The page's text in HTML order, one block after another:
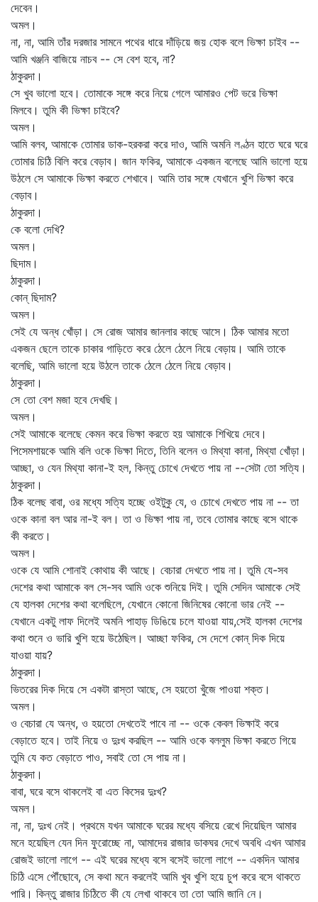
দেবেন।
অমল।
না, না, আমি তাঁর দরজার সামনে পথের ধারে দাঁড়িয়ে জয় হোক বলে ভিক্ষা চাইব --
আমি খঞ্জনি বাজিয়ে নাচব -- সে বেশ হবে, না?
ঠাকুরদা।
সে খুব ভালো হবে। তোমাকে সঙ্গে করে নিয়ে গেলে আমারও পেট ভরে ভিক্ষা
মিলবে। তুমি কী ভিক্ষা চাইবে?
অমল।
আমি বলব, আমাকে তোমার ডাক-হরকরা করে দাও, আমি অমনি লণ্ঠন হাতে ঘরে ঘরে
তোমার চিঠি বিলি করে বেড়াব। জান ফকির, আমাকে একজন বলেছে আমি ভালো হয়ে
উঠলে সে আমাকে ভিক্ষা করতে শেখাবে। আমি তার সঙ্গে যেখানে খুশি ভিক্ষা করে
বেড়াব।
ঠাকুরদা।
কে বলো দেখি?
অমল।
ছিদাম।
ঠাকুরদা।
কোন্‌ ছিদাম?
অমল।
সেই যে অন্ধ খোঁড়া। সে রোজ আমার জানলার কাছে আসে। ঠিক আমার মতো
একজন ছেলে তাকে চাকার গাড়িতে করে ঠেলে ঠেলে নিয়ে বেড়ায়। আমি তাকে
বলেছি, আমি ভালো হয়ে উঠলে তাকে ঠেলে ঠেলে নিয়ে বেড়াব।
ঠাকুরদা।
সে তো বেশ মজা হবে দেখছি।
অমল।
সেই আমাকে বলেছে কেমন করে ভিক্ষা করতে হয় আমাকে শিখিয়ে দেবে।
পিসেমশায়কে আমি বলি ওকে ভিক্ষা দিতে, তিনি বলেন ও মিথ্যা কানা, মিথ্যা খোঁড়া।
আচ্ছা, ও যেন মিথ্যা কানা-ই হল, কিন্তু চোখে দেখতে পায় না --সেটা তো সত্যি।
ঠাকুরদা।
ঠিক বলেছ বাবা, ওর মধ্যে সত্যি হচ্ছে ওইটুকু যে, ও চোখে দেখতে পায় না -- তা
ওকে কানা বল আর না-ই বল। তা ও ভিক্ষা পায় না, তবে তোমার কাছে বসে থাকে
কী করতে।
অমল।
ওকে যে আমি শোনাই কোথায় কী আছে। বেচারা দেখতে পায় না। তুমি যে-সব
দেশের কথা আমাকে বল সে-সব আমি ওকে শুনিয়ে দিই। তুমি সেদিন আমাকে সেই
যে হালকা দেশের কথা বলেছিলে, যেখানে কোনো জিনিষের কোনো ভার নেই --
যেখানে একটু লাফ দিলেই অমনি পাহাড় ডিঙিয়ে চলে যাওয়া যায়,সেই হালকা দেশের
কথা শুনে ও ভারি খুশি হয়ে উঠেছিল। আচ্ছা ফকির, সে দেশে কোন্‌ দিক দিয়ে
যাওয়া যায়?
ঠাকুরদা।
ভিতরের দিক দিয়ে সে একটা রাস্তা আছে, সে হয়তো খুঁজে পাওয়া শক্ত।
অমল।
ও বেচারা যে অন্ধ, ও হয়তো দেখতেই পাবে না -- ওকে কেবল ভিক্ষাই করে
বেড়াতে হবে। তাই নিয়ে ও দুঃখ করছিল -- আমি ওকে বললুম ভিক্ষা করতে গিয়ে
তুমি যে কত বেড়াতে পাও, সবাই তো সে পায় না।
ঠাকুরদা।
বাবা, ঘরে বসে থাকলেই বা এত কিসের দুঃখ?
অমল।
না, না, দুঃখ নেই। প্রথমে যখন আমাকে ঘরের মধ্যে বসিয়ে রেখে দিয়েছিল আমার
মনে হয়েছিল যেন দিন ফুরোচ্ছে না, আমাদের রাজার ডাকঘর দেখে অবধি এখন আমার
রোজই ভালো লাগে -- এই ঘরের মধ্যে বসে বসেই ভালো লাগে -- একদিন আমার
চিঠি এসে পৌঁছোবে, সে কথা মনে করলেই আমি খুব খুশি হয়ে চুপ করে বসে থাকতে
পারি। কিন্তু রাজার চিঠিতে কী যে লেখা থাকবে তা তো আমি জানি নে।